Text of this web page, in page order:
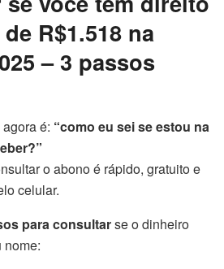
R$1.518 na
– 3 passos
é: “como eu sei se estou na
o abono é rápido, gratuito e
celular.
para consultarse o dinheiro
nome: